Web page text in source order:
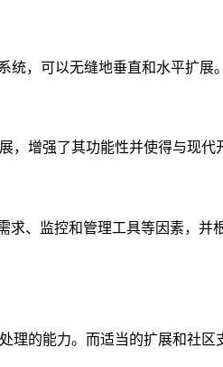
，可以无缝地垂直和水平扩展。
增强了其功能性并使得与现代
求、监控和管理工具等因素，并
理的能力。而适当的扩展和社区